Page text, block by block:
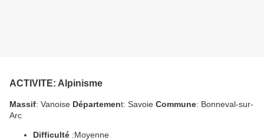
ACTIVITE: Alpinisme
Massif: Vanoise Département: Savoie Commune: Bonneval-sur-
Arc
Difficulté :Moyenne